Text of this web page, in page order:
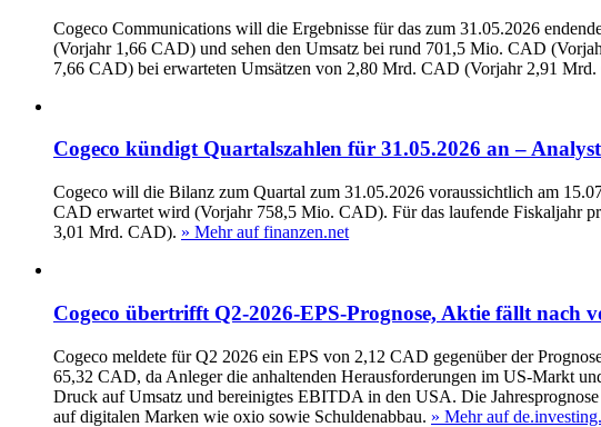
Cogeco Communications will die Ergebnisse für das zum 31.05.2026
(Vorjahr 1,66 CAD) und sehen den Umsatz bei rund 701,5 Mio. CAD
7,66 CAD) bei erwarteten Umsätzen von 2,80 Mrd. CAD (Vorjahr 2,91
Cogeco kündigt Quartalszahlen für 31.05.2026 an –
Cogeco will die Bilanz zum Quartal zum 31.05.2026 voraussichtlich am
CAD erwartet wird (Vorjahr 758,5 Mio. CAD). Für das laufende Fiskaljahr
3,01 Mrd. CAD). » Mehr auf finanzen.net
Cogeco übertrifft Q2-2026-EPS-Prognose, Aktie fällt nach
Cogeco meldete für Q2 2026 ein EPS von 2,12 CAD gegenüber der
65,32 CAD, da Anleger die anhaltenden Herausforderungen im US-Markt
Druck auf Umsatz und bereinigtes EBITDA in den USA. Die
auf digitalen Marken wie oxio sowie Schuldenabbau. » Mehr auf